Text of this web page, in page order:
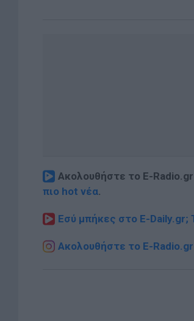
Ακολουθήστε το E-
πιο hot νέα.
Εσύ μπήκες στο E-Daily.gr;
Ακολουθήστε το E-